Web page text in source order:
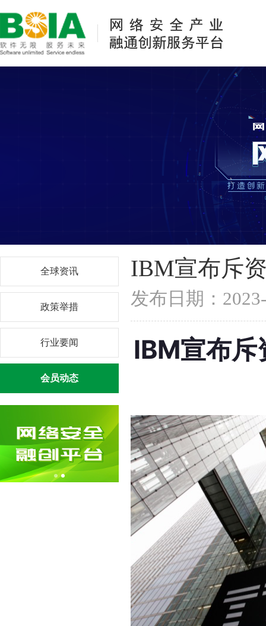
全球资讯
政策举措
行业要闻
会员动态
IBM宣布斥
发布日期：
IBM宣布